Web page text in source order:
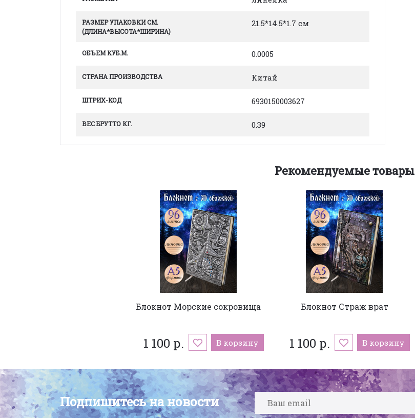
РАЗМЕР УПАКОВКИ СМ.
(ДЛИНА*ВЫСОТА*ШИРИНА)
21.5*14.5*1.7 см
ОБЪЕМ КУБ.М. 0.0005
СТРАНА ПРОИЗВОДСТВА Китай
ШТРИХ-КОД 6930150003627
ВЕС БРУТТО КГ. 0.39
Рекомендуемые товары
Блокнот Морские сокровища
1 100 р. В корзину
Блокнот Страж врат
1 100 р. В корзину
Подпишитесь на новости